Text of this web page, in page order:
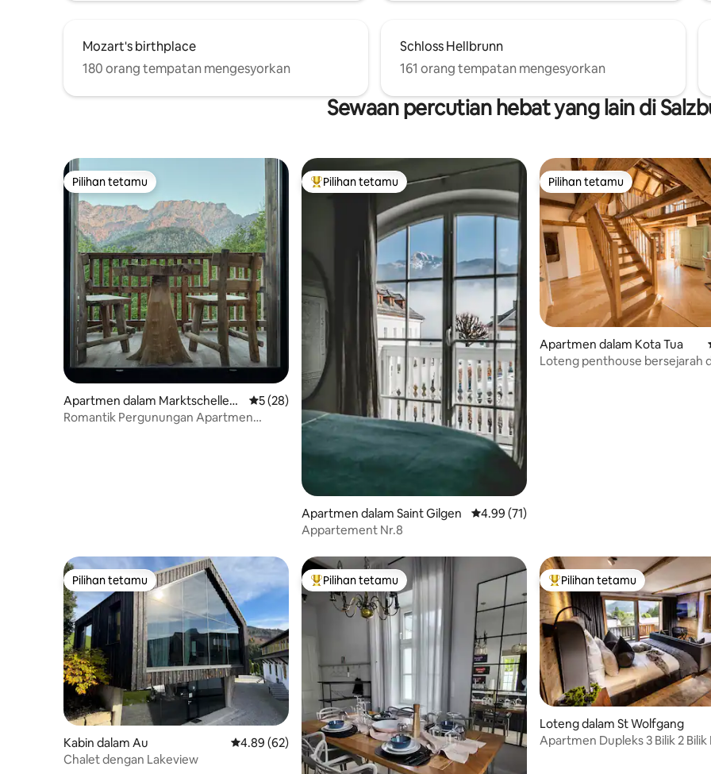
Mozart's birthplace
180 orang tempatan mengesyorkan
Schloss Hellbrunn
161 orang tempatan mengesyorkan
Sewaan percutian hebat yang lain di
Pilihan tetamu
Pilihan tetamu
Apartmen dalam Marktschellen
berg
Penarafan purata 5 daripada 5, 28 ulasan
5 (28)
Romantik Pergunungan Apartmen
Pilihan utama tetamu
Pilihan tetamu
Apartmen dalam Saint Gilgen Penarafan purata 4.99 daripada 5, 71 ulasan
4.99 (71)
Appartement Nr.8
Pilihan tetamu
Pilihan tetamu
Apartmen dalam Kota Tua
Loteng penthouse bersejarah
Pilihan tetamu
Pilihan tetamu
Kabin dalam Au Penarafan purata 4.89 daripada 5, 62 ulasan
4.89 (62)
Chalet dengan Lakeview
Pilihan utama tetamu
Pilihan tetamu Pilihan utama tetamu
Pilihan tetamu
Loteng dalam St Wolfgang
Apartmen Dupleks 3 Bilik 2 Bilik